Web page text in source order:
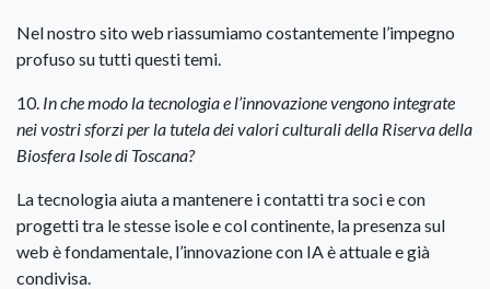
Nel nostro sito web riassumiamo costantemente l’impegno
profuso su tutti questi temi.
10. In che modo la tecnologia e l’innovazione vengono integrate
nei vostri sforzi per la tutela dei valori culturali della Riserva della
Biosfera Isole di Toscana?
La tecnologia aiuta a mantenere i contatti tra soci e con
progetti tra le stesse isole e col continente, la presenza sul
web è fondamentale, l’innovazione con IA è attuale e già
condivisa.